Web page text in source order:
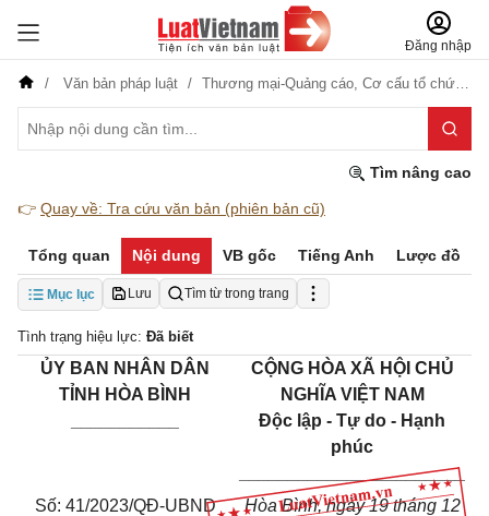
Đăng nhập
Văn bản pháp luật Thương mại-Quảng cáo, Cơ cấu tổ chức,
Tìm nâng cao
👉 Quay về: Tra cứu văn bản (phiên bản cũ)
Tổng quan Nội dung VB gốc Tiếng Anh Lược đồ
Mục lục Lưu Tìm từ trong trang
Tình trạng hiệu lực: Đã biết
ỦY BAN NHÂN DÂN
TỈNH HÒA BÌNH
CỘNG HÒA XÃ HỘI CHỦ
NGHĨA VIỆT NAM
Độc lập - Tự do - Hạnh
phúc
_______________________
Số: 41/2023/QĐ-UBND
Hòa Bình, ngày 19 tháng 12